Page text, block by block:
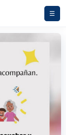
☰